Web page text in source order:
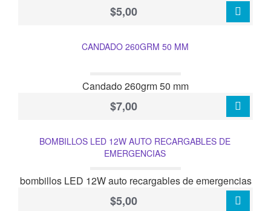
$5,00
CANDADO 260GRM 50 MM
Candado 260grm 50 mm
$7,00
BOMBILLOS LED 12W AUTO RECARGABLES DE
EMERGENCIAS
bombillos LED 12W auto recargables de emergencias
$5,00